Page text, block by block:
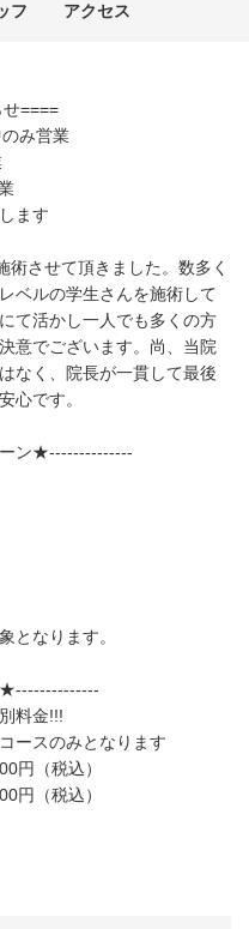
フ アクセス
====
み営業
ます
させて頂きました。数多く
ベルの学生さんを施術して
て活かし一人でも多くの方
意でございます。尚、当院
なく、院長が一貫して最後
心です。
ン★--------------
となります。
料金!!!
ースのみとなります
（税込）
税込）